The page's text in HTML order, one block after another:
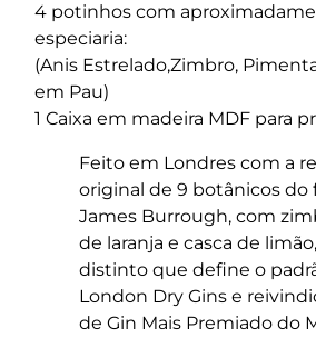
4 potinhos com
especiaria:
(Anis Estrelado,Zimbro,
em Pau)
1 Caixa em madeira MDF para
Feito em Londres com a
original de 9 botânicos do
James Burrough, com
de laranja e casca de
distinto que define o
London Dry Gins e
de Gin Mais Premiado do